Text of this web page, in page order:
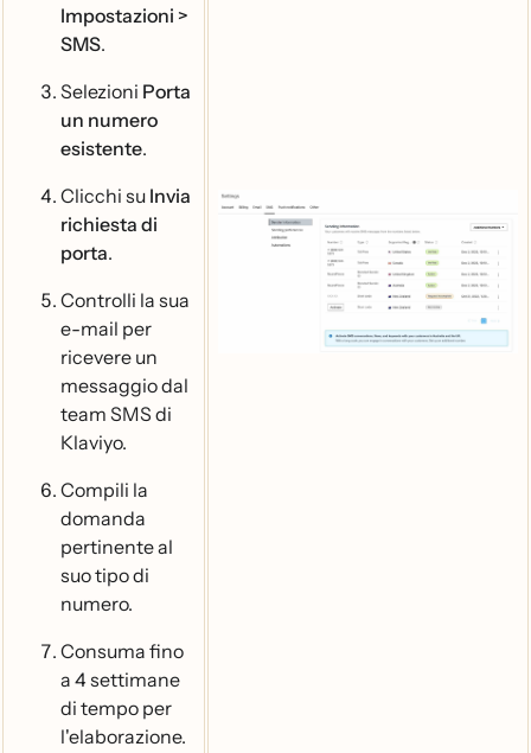
Impostazioni >
SMS.
Selezioni Porta
un numero
esistente.
Clicchi su Invia
richiesta di
porta.
Controlli la sua
e-mail per
ricevere un
messaggio dal
team SMS di
Klaviyo.
Compili la
domanda
pertinente al
suo tipo di
numero.
Consuma fino
a 4 settimane
di tempo per
l'elaborazione.